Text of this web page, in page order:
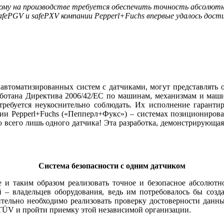
на производстве требуется обеспечить точность
и safePXV компании Pepperl+Fuchs впервые удалось
систем с датчиками, могут
Директива 2006/42/ЕС по машинам, механизмам и
неукоснительно соблюдать. Их исполнение
Pepperl+Fuchs («Пепперл+Фукс») – системах
лишь одного датчика! Эта разработка,
Система безопасности с одним датчиком
таким образом реализовать точное и безопасное
оборудования, ведь им потребовалось бы
необходимо реализовать проверку достоверности
и пройти приемку этой независимой организации.